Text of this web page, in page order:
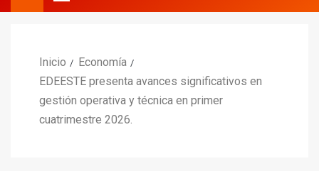
Inicio
Economía
EDEESTE presenta avances significativos en
gestión operativa y técnica en primer
cuatrimestre 2026.